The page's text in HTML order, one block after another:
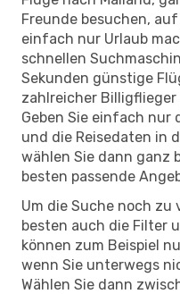
Freunde besuchen,
einfach nur Urlaub
schnellen
Sekunden günstige
zahlreicher Billigflieger
Geben Sie einfach
und die Reisedaten in
wählen Sie dann ganz
besten passende
Um die Suche noch
besten auch die Filter
können zum Beispiel
wenn Sie unterwegs
Wählen Sie dann